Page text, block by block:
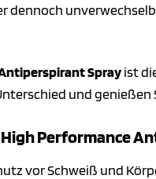
dennoch
Sprayist
und
Performance
vor Schweiß und